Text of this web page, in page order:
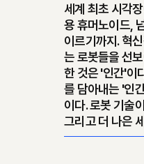
세계 최초 시각
용 휴머노이드,
이르기까지. 혁
는 로봇들을 선
한 것은 '인간'이
를 담아내는 '인
이다. 로봇 기술
그리고 더 나은